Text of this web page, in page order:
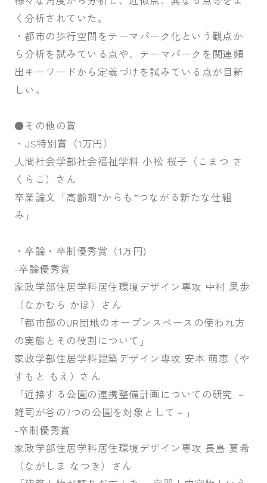
く分析されていた。
・都市の歩行空間をテーマパーク化という観点か
ら分析を試みている点や、テーマパークを関連頻
出キーワードから定義づけを試みている点が目新
しい。
⚫その他の賞
・JS特別賞（1万円）
人間社会学部社会福祉学科 小松 桜子（こまつ さ
くらこ）さん
卒業論文「高齢期“からも”つながる新たな仕組
み」
・卒論・卒制優秀賞（1万円)
-卒論優秀賞
家政学部住居学科居住環境デザイン専攻 中村 果歩
（なかむら かほ）さん
「都市部のUR団地のオープンスペースの使われ方
の実態とその役割について」
家政学部住居学科建築デザイン専攻 安本 萌恵（や
すもと もえ）さん
「近接する公園の連携整備計画についての研究 －
雑司が谷の7つの公園を対象として－」
-卒制優秀賞
家政学部住居学科居住環境デザイン専攻 長島 夏希
（ながしま なつき）さん